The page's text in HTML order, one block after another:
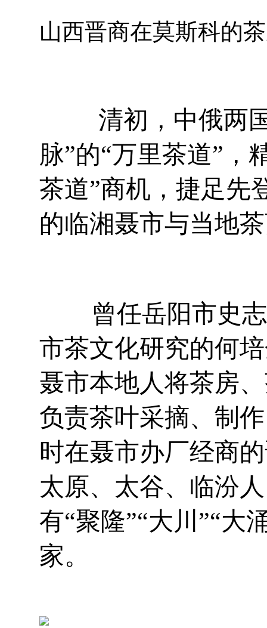
山西晋商在莫斯科的
清初，中俄两国
脉”的“万里茶道”，
茶道”商机，捷足先
的临湘聂市与当地
曾任岳阳市史志
市茶文化研究的何
聂市本地人将茶房
负责茶叶采摘、制
时在聂市办厂经商
太原、太谷、临汾
有“聚隆”“大川”“大
家。